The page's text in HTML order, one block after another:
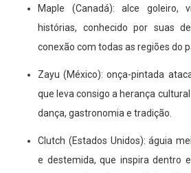
Maple (Canadá): alce goleiro,
histórias, conhecido por suas
conexão com todas as regiões do
Zayu (México): onça-pintada
que leva consigo a herança
dança, gastronomia e tradição.
Clutch (Estados Unidos): águia
e destemida, que inspira dentro